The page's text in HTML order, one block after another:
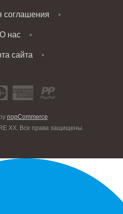
соглашения
О нас
сайта
nopCommerce
XX. Все права защищены.